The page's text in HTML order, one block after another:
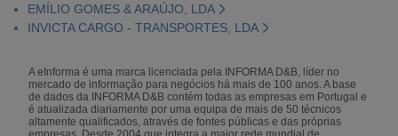
EMÍLIO GOMES & ARAÚJO, LDA
INVICTA CARGO - TRANSPORTES, LDA
A eInforma é uma marca licenciada pela INFORMA D&B, líder no
mercado de informação para negócios há mais de 100 anos. A base
de dados da INFORMA D&B contém todas as empresas em Portugal e
é atualizada diariamente por uma equipa de mais de 50 técnicos
altamente qualificados, através de fontes públicas e das próprias